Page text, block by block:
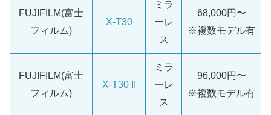
FUJIFILM(富士
フィルム)
X-T30
ミラ
ーレ
ス
68,000円〜
※複数モデル有
FUJIFILM(富士
フィルム)
X-T30 II
ミラ
ーレ
ス
96,000円〜
※複数モデル有